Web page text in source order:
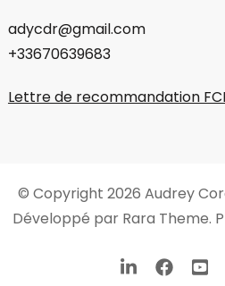
adycdr@gmail.com
+33670639683
Lettre de recommandation
© Copyright 2026 Audrey
Développé par Rara Theme.